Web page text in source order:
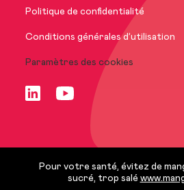
International
Politique de confidentialité
Conditions générales d’utilisation
Paramètres des cookies
Pour votre santé, évitez de
sucré, trop salé